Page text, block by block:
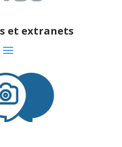
et extranets